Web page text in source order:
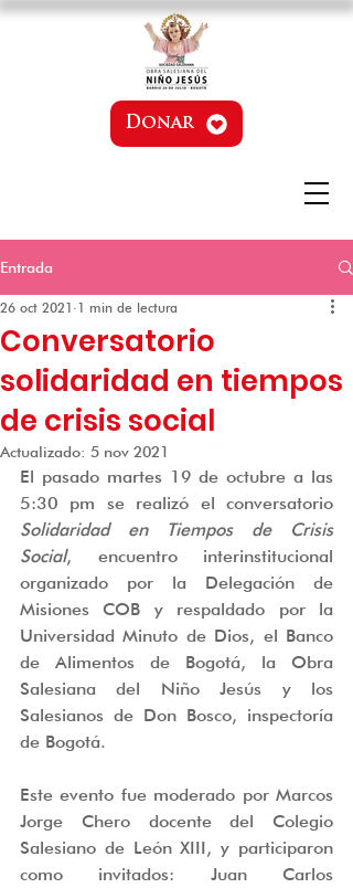
Donar
Entrada
Conversatorio
solidaridad en tiempos
de crisis social
26 oct 2021 1 min de lectura
Actualizado: 5 nov 2021
El pasado martes 19 de octubre a las
Solidaridad en Tiempos de Crisis
Social, encuentro interinstitucional
organizado por la Delegación de
Misiones COB y respaldado por la
Universidad Minuto de Dios, el Banco
de Alimentos de Bogotá, la Obra
Salesiana del Niño Jesús y los
Salesianos de Don Bosco, inspectoría
de Bogotá.
Este evento fue moderado por Marcos
Jorge Chero docente del Colegio
Salesiano de León XIII, y participaron
como invitados: Juan Carlos